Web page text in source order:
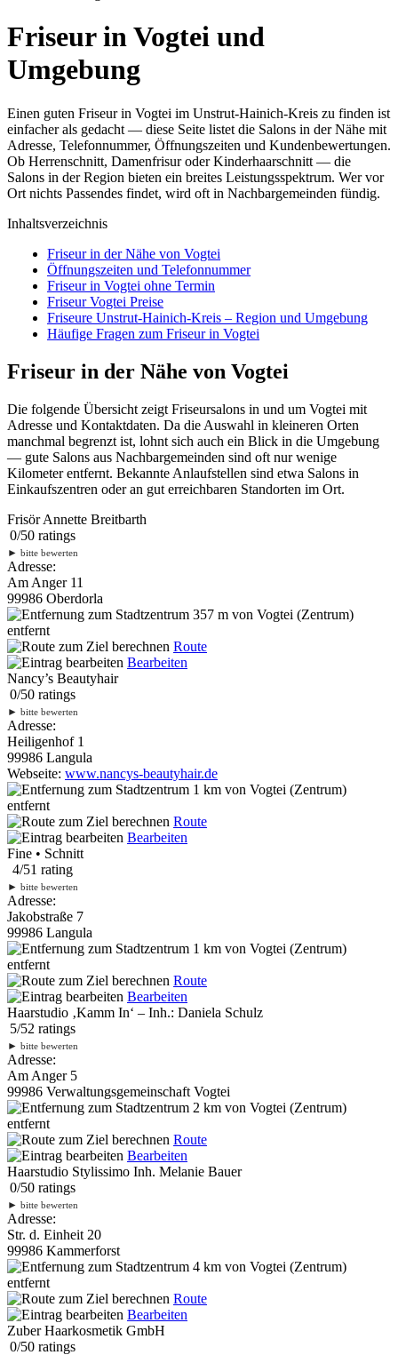
Friseur in Vogtei und
Umgebung
Einen guten Friseur in Vogtei im Unstrut-Hainich-Kreis zu finden ist
einfacher als gedacht — diese Seite listet die Salons in der Nähe mit
Adresse, Telefonnummer, Öffnungszeiten und Kundenbewertungen.
Ob Herrenschnitt, Damenfrisur oder Kinderhaarschnitt — die
Salons in der Region bieten ein breites Leistungsspektrum. Wer vor
Ort nichts Passendes findet, wird oft in Nachbargemeinden fündig.
Inhaltsverzeichnis
Friseur in der Nähe von Vogtei
Öffnungszeiten und Telefonnummer
Friseur in Vogtei ohne Termin
Friseur Vogtei Preise
Friseure Unstrut-Hainich-Kreis – Region und Umgebung
Häufige Fragen zum Friseur in Vogtei
Friseur in der Nähe von Vogtei
Die folgende Übersicht zeigt Friseursalons in und um Vogtei mit
Adresse und Kontaktdaten. Da die Auswahl in kleineren Orten
manchmal begrenzt ist, lohnt sich auch ein Blick in die Umgebung
— gute Salons aus Nachbargemeinden sind oft nur wenige
Kilometer entfernt. Bekannte Anlaufstellen sind etwa Salons in
Einkaufszentren oder an gut erreichbaren Standorten im Ort.
Frisör Annette Breitbarth
0/50 ratings
► bitte bewerten
Adresse:
Am Anger 11
99986 Oberdorla
357 m von Vogtei (Zentrum)
entfernt
Route
Bearbeiten
Nancy’s Beautyhair
0/50 ratings
► bitte bewerten
Adresse:
Heiligenhof 1
99986 Langula
Webseite: www.nancys-beautyhair.de
1 km von Vogtei (Zentrum)
entfernt
Route
Bearbeiten
Fine • Schnitt
4/51 rating
► bitte bewerten
Adresse:
Jakobstraße 7
99986 Langula
1 km von Vogtei (Zentrum)
entfernt
Route
Bearbeiten
Haarstudio ‚Kamm In‘ – Inh.: Daniela Schulz
5/52 ratings
► bitte bewerten
Adresse:
Am Anger 5
99986 Verwaltungsgemeinschaft Vogtei
2 km von Vogtei (Zentrum)
entfernt
Route
Bearbeiten
Haarstudio Stylissimo Inh. Melanie Bauer
0/50 ratings
► bitte bewerten
Adresse:
Str. d. Einheit 20
99986 Kammerforst
4 km von Vogtei (Zentrum)
entfernt
Route
Bearbeiten
Zuber Haarkosmetik GmbH
0/50 ratings